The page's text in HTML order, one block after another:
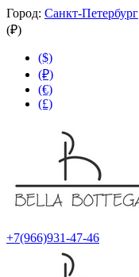
Город: Санкт-Петербург
(₽)
($)
(₽)
(€)
(£)
+7(966)931-47-46